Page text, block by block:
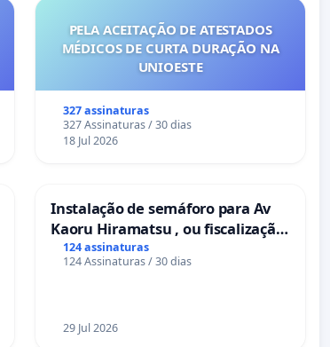
PELA ACEITAÇÃO DE ATESTADOS
MÉDICOS DE CURTA DURAÇÃO NA
UNIOESTE
327 assinaturas
327 Assinaturas / 30 dias
18 Jul 2026
Instalação de semáforo para Av
Kaoru Hiramatsu , ou fiscalização
Eletrônica
124 assinaturas
124 Assinaturas / 30 dias
29 Jul 2026